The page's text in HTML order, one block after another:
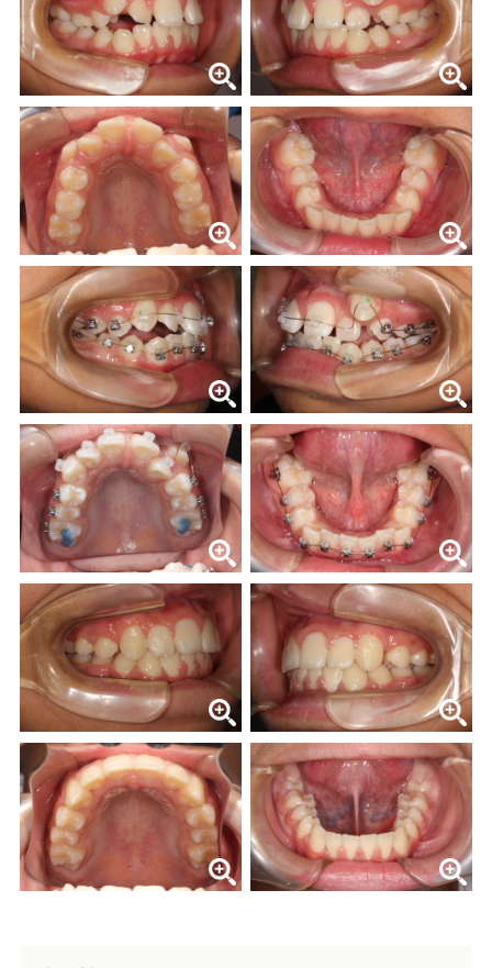
治療費
症例集
歯内療法/マイクロエンド
歯内療法とは
当院の治療のポイント
歯内療法後の補綴治療
症例集
歯周病治療/予防歯科
歯周病治療とは
ペリオドンタルメディスン
再生療法とは
予防歯科とは
症例集
訪問診療/その他
訪問診療とは
歯科用CT
顎関節症とは
特殊義歯とは